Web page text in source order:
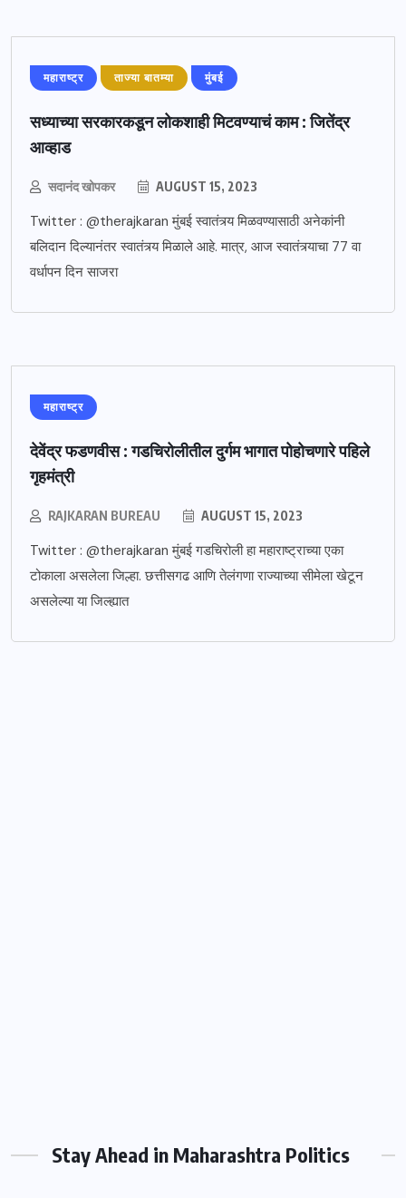
महाराष्ट्र ताज्या बातम्या मुंबई
सध्याच्या सरकारकडून लोकशाही मिटवण्याचं काम : जितेंद्र
आव्हाड
सदानंद खोपकर AUGUST 15, 2023
Twitter : @therajkaran मुंबई स्वातंत्र्य मिळवण्यासाठी अनेकांनी
बलिदान दिल्यानंतर स्वातंत्र्य मिळाले आहे. मात्र, आज स्वातंत्र्याचा 77 वा
वर्धापन दिन साजरा
महाराष्ट्र
देवेंद्र फडणवीस : गडचिरोलीतील दुर्गम भागात पोहोचणारे पहिले
गृहमंत्री
RAJKARAN BUREAU AUGUST 15, 2023
Twitter : @therajkaran मुंबई गडचिरोली हा महाराष्ट्राच्या एका
टोकाला असलेला जिल्हा. छत्तीसगढ आणि तेलंगणा राज्याच्या सीमेला खेटून
असलेल्या या जिल्ह्यात
Stay Ahead in Maharashtra Politics